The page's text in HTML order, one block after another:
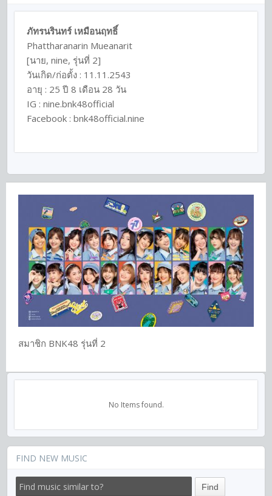
ภัทรนรินทร์ เหมือนฤทธิ์
Phattharanarin Mueanarit
[นาย, nine, รุ่นที่ 2]
วันเกิด/ก่อตั้ง : 11.11.2543
อายุ : 25 ปี 8 เดือน 28 วัน
IG : nine.bnk48official
Facebook : bnk48official.nine
สมาชิก BNK48 รุ่นที่ 2
No Items found.
FIND NEW MUSIC